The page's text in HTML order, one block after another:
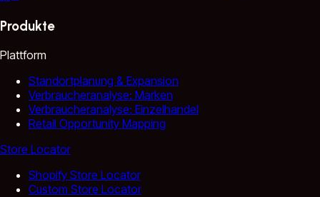
Produkte
Plattform
Standortplanung & Expansion
Verbraucheranalyse: Marken
Verbraucheranalyse: Einzelhandel
Retail Opportunity Mapping
Store Locator
Shopify Store Locator
Custom Store Locator